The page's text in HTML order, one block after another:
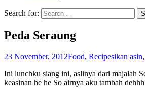
Search for:
Peda Seraung
23 November, 2012Food, Recipesikan asin,
Ini lunchku siang ini, aslinya dari majalah
keasinan he he So airnya aku tambah